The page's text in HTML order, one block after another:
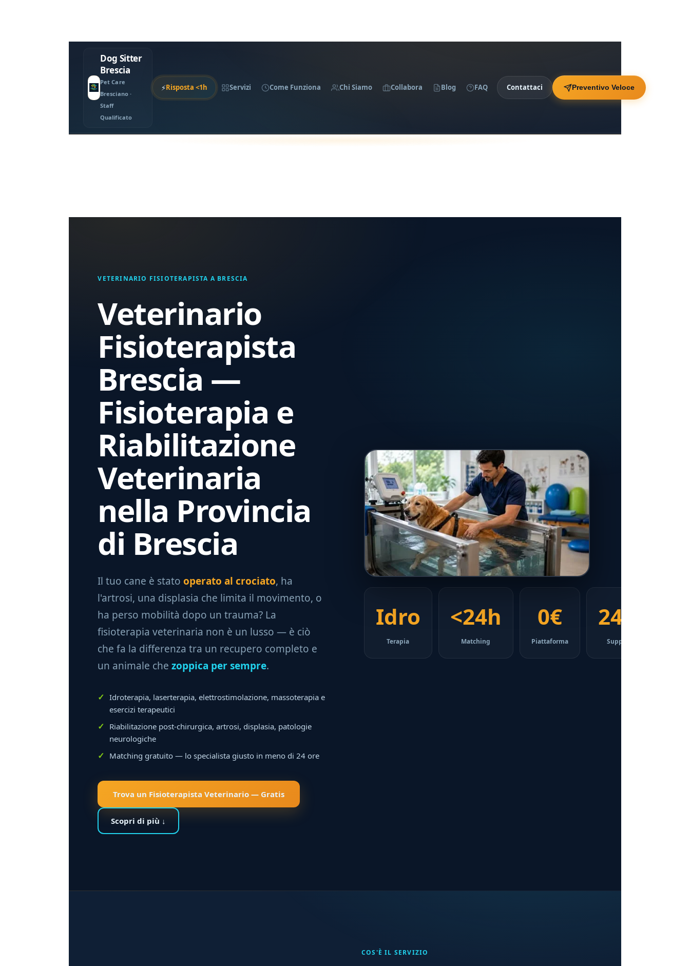
Dog Sitter
Brescia
Pet Care
Bresciano ·
Staff
Qualificato
⚡Risposta <1h Servizi Come Funziona Chi Siamo Collabora Blog FAQ Contattaci Preventivo Veloce
VETERINARIO FISIOTERAPISTA A BRESCIA
Veterinario
Fisioterapista
Brescia —
Fisioterapia e
Riabilitazione
Veterinaria
nella Provincia
di Brescia
Il tuo cane è statooperato al crociato, ha
l'artrosi, una displasia che limita il movimento, o
ha perso mobilità dopo un trauma? La
fisioterapia veterinaria non è un lusso — è ciò
che fa la differenza tra un recupero completo e
un animale chezoppica per sempre.
Idroterapia, laserterapia, elettrostimolazione, massoterapia e
esercizi terapeutici
Riabilitazione post-chirurgica, artrosi, displasia, patologie
neurologiche
Matching gratuito — lo specialista giusto in meno di 24 ore
Trova un Fisioterapista Veterinario — Gratis
Scopri di più ↓
Idro
Terapia
<24h
Matching
0€
Piattaforma
24/7
Supporto
COS'È IL SERVIZIO